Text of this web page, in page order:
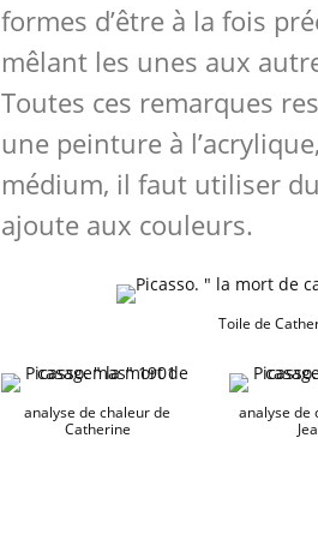
formes d’être à la fois
mêlant les unes aux
Toutes ces remarques
une peinture à
médium, il faut utiliser
ajoute aux couleurs.
Toile de
analyse de chaleur de
Catherine
analyse de